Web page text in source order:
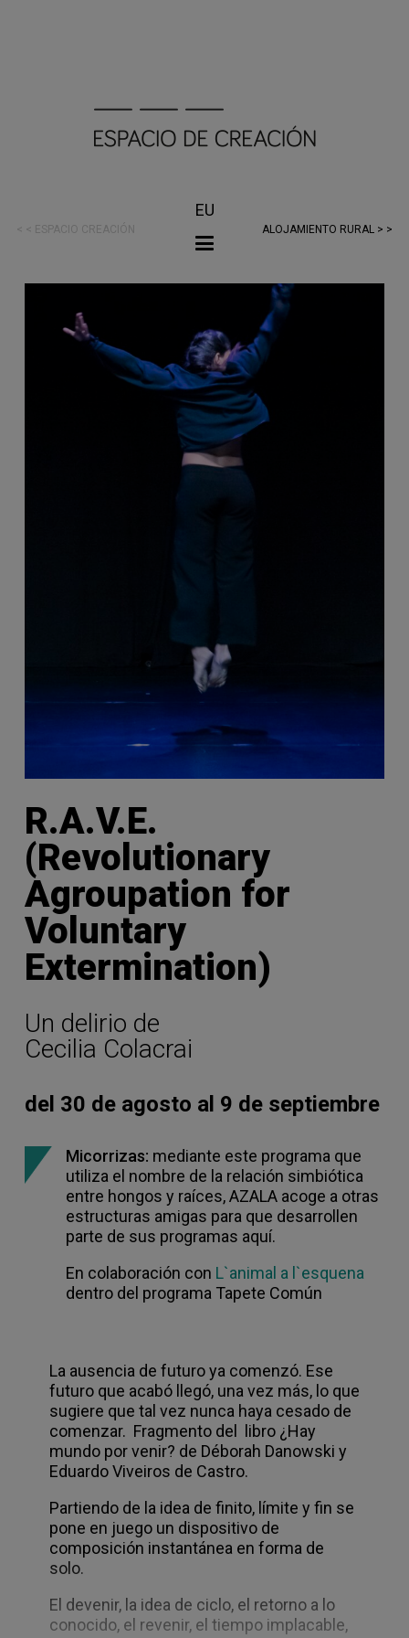
< < ESPACIO CREACIÓN
EU
ALOJAMIENTO RURAL > >
R.A.V.E.
(Revolutionary
Agroupation for
Voluntary
Extermination)
Un delirio de
Cecilia Colacrai
del 30 de agosto al 9 de septiembre
Micorrizas: mediante este programa que
utiliza el nombre de la relación simbiótica
entre hongos y raíces, AZALA acoge a otras
estructuras amigas para que desarrollen
parte de sus programas aquí.
En colaboración con L`animal a l`esquena
dentro del programa Tapete Común
La ausencia de futuro ya comenzó. Ese
futuro que acabó llegó, una vez más, lo que
sugiere que tal vez nunca haya cesado de
comenzar. Fragmento del libro ¿Hay
mundo por venir? de Déborah Danowski y
Eduardo Viveiros de Castro.
Partiendo de la idea de finito, límite y fin se
pone en juego un dispositivo de
composición instantánea en forma de
solo.
El devenir, la idea de ciclo, el retorno a lo
conocido, el revenir, el tiempo implacable,